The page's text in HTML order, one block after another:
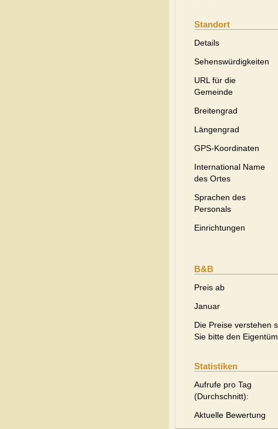
Standort
Details
Sehenswürdigkeiten
URL für die
Gemeinde
Breitengrad
Längengrad
GPS-Koordinaten
International Name
des Ortes
Sprachen des
Personals
Einrichtungen
B&B
Preis ab
Januar
Die Preise verstehen
Sie bitte den
Statistiken
Aufrufe pro Tag
(Durchschnitt):
Aktuelle Bewertung